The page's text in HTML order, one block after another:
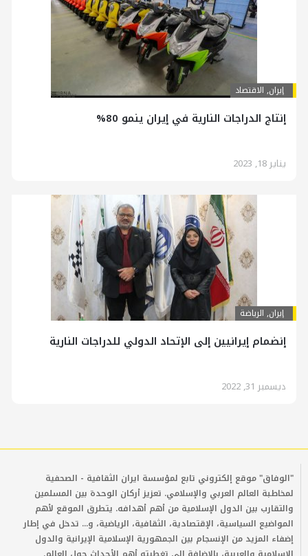
إيران, الاقتصاد
إنتاج الدراجات النارية في إيران ينمو 80%
يناير 18, 2023
إيران, الرياضة
إنضمام إيرانيين إلى الإتحاد الدولي للدراجات النارية
ديسمبر 31, 2022
"الوفاق" موقع إلكتروني تابع لمؤسسة ايران الثقافية - الصحفية
لمخاطبة العالم العربي والإسلامي. تعزيز أركان الوحدة بين المسلمين
والتقارب بين الدول الإسلامية من أهم أهدافه. يتطرق الموقع لأهم
المواضيع السياسية، الإقتصادية، الثقافية، الرياضية، و... تدخل في إطار
إضفاء المزيد من الإنسجام بين الجمهورية الإسلامية الإيرانية والدول